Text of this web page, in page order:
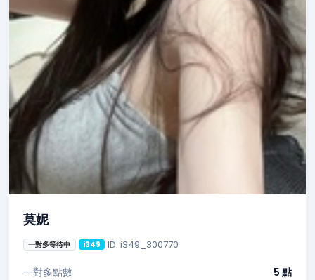
莫妮
一對多等待中 i349 ID: i349_300770
一對多點數
5 點